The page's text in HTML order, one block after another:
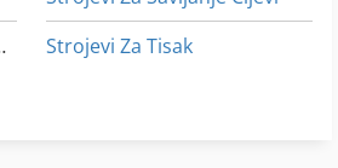
Kamena
Strojevi Za Tisak